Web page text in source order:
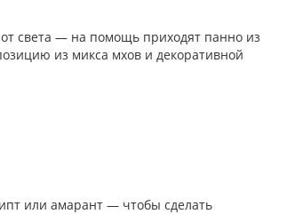
света — на помощь приходят панно из
из микса мхов и декоративной
или амарант — чтобы сделать